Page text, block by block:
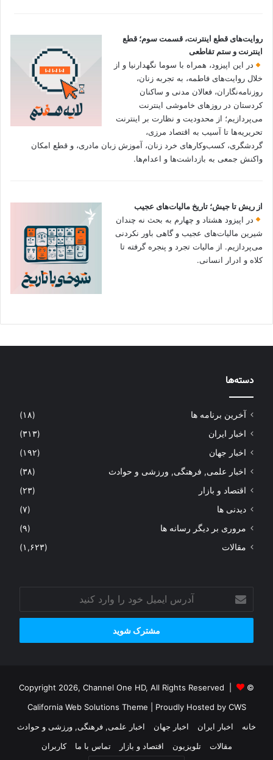
روایت‌های قطع اینترنت، قسمت سوم؛ قطع
اینترنت و ستم تقاطعی
در این اپیزود، همراه با سوما نگهدارنیا و از
خلال روایت‌های فاطمه، به تجربه زنان،
روزنامه‌نگاران، فعالان مدنی و ساکنان
کردستان در روزهای خاموشی اینترنت
می‌پردازیم؛ از محدودیت و نظارت بر اینترنت
تحریریه‌ها تا آسیب به اقتصاد مرزی،
گردشگری، کسب‌وکارهای خرد زنان، آموزش زبان مادری، و قطع امکان
واکنش جمعی به بازداشت‌ها و اعدام‌ها.
از ریش تا جیش؛ تاریخ مالیات‌های عجیب
در اپیزود هشتاد و چهارم به بحث نه چندان
شیرین مالیات‌های عجیب و گاهی باور نکردنی‌
می‌پردازیم. از مالیات تجرد و پنجره گرفته تا
کلاه و ادرار انسانی.
دسته‌ها
آخرین برنامه ها
(۱۸)
اخبار ایران
(۳۱۳)
اخبار جهان
(۱۹۲)
اخبار علمی, فرهنگی, ورزشی و حوادث
(۳۸)
اقتصاد و بازار
(۲۳)
دیدنی ها
(۷)
مروری بر دیگر رسانه ها
(۹)
مقالات
(۱,۶۲۳)
آدرس
ایمیل
خود
وارد
© Copyright 2026, Channel One HD, All Rights Reserved |
California Web Solutions Theme | Proudly Hosted by CWS
خانه
اخبار ایران اخبار جهان
اخبار علمی, فرهنگی, ورزشی و حوادث
مقالات
تلویزیون اقتصاد و بازار تماس با ما کاربران